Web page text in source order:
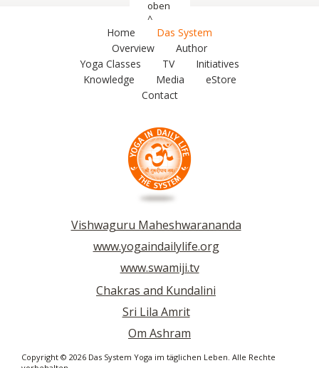
oben
^
Home
Das System
Overview
Author
Yoga Classes
TV
Initiatives
Knowledge
Media
eStore
Contact
Vishwaguru Maheshwarananda
www.yogaindailylife.org
www.swamiji.tv
Chakras and Kundalini
Sri Lila Amrit
Om Ashram
Copyright © 2026 Das System Yoga im täglichen Leben. Alle Rechte